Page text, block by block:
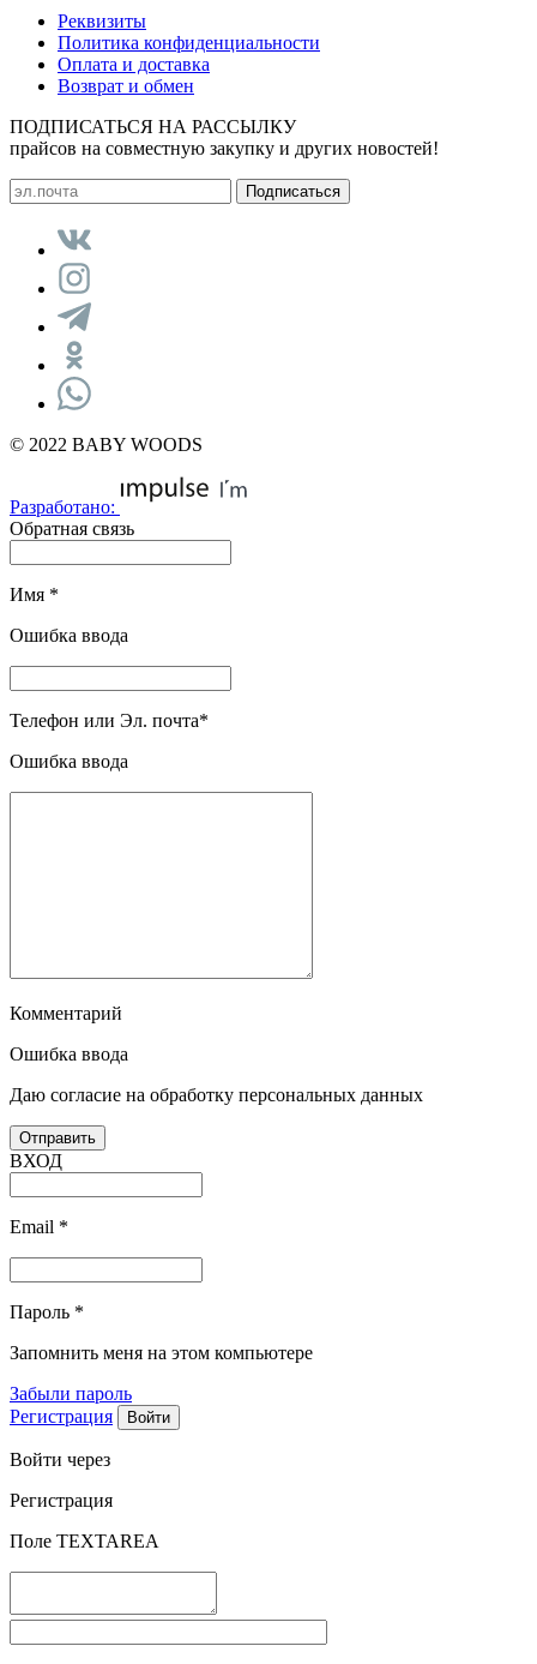
Реквизиты
Политика конфиденциальности
Оплата и доставка
Возврат и обмен
ПОДПИСАТЬСЯ НА РАССЫЛКУ
прайсов на совместную закупку и других новостей!
© 2022 BABY WOODS
Разработано:
Обратная связь
Имя *
Ошибка ввода
Телефон или Эл. почта*
Ошибка ввода
Комментарий
Ошибка ввода
Даю согласие на обработку персональных данных
ВХОД
Email *
Пароль *
Запомнить меня на этом компьютере
Забыли пароль
Регистрация
Войти через
Регистрация
Поле TEXTAREA